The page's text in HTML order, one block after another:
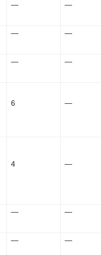
— —
— —
— —
6 —
4 —
— —
— —